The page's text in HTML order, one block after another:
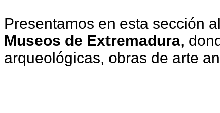
Presentamos en esta sección
Museos de Extremadura,
arqueológicas, obras de arte